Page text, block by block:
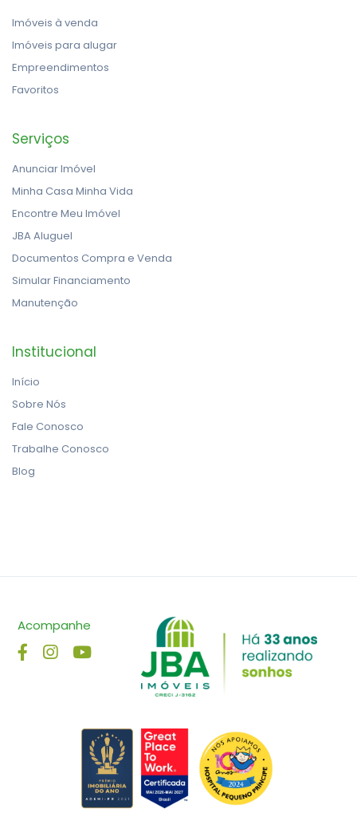
Imóveis à venda
Imóveis para alugar
Empreendimentos
Favoritos
Serviços
Anunciar Imóvel
Minha Casa Minha Vida
Encontre Meu Imóvel
JBA Aluguel
Documentos Compra e Venda
Simular Financiamento
Manutenção
Institucional
Início
Sobre Nós
Fale Conosco
Trabalhe Conosco
Blog
Acompanhe